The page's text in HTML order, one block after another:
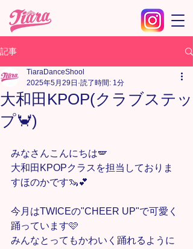
記事
大和田KPOP(クラブステッ
プ🦀)
TiaraDanceShool
2025年5月29日 読了時間: 1分
みなさんこんにちは🪽
大和田KPOPクラスを担当しておりま
すほのかです🦦💕
今月はTWICEの"CHEER UP"で可愛く
踊っています🩷
みんなとってもかわいく踊れるように